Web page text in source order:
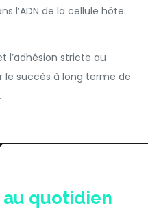
l’ADN de la cellule hôte.
l’adhésion stricte au
succès à long terme de
au quotidien